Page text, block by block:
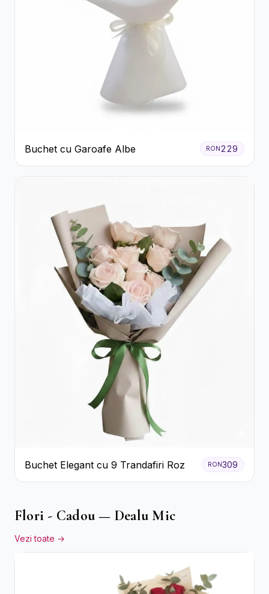
Buchet cu Garoafe Albe RON229
Buchet Elegant cu 9 Trandafiri Roz RON309
Flori - Cadou — Dealu Mic
Vezi toate →